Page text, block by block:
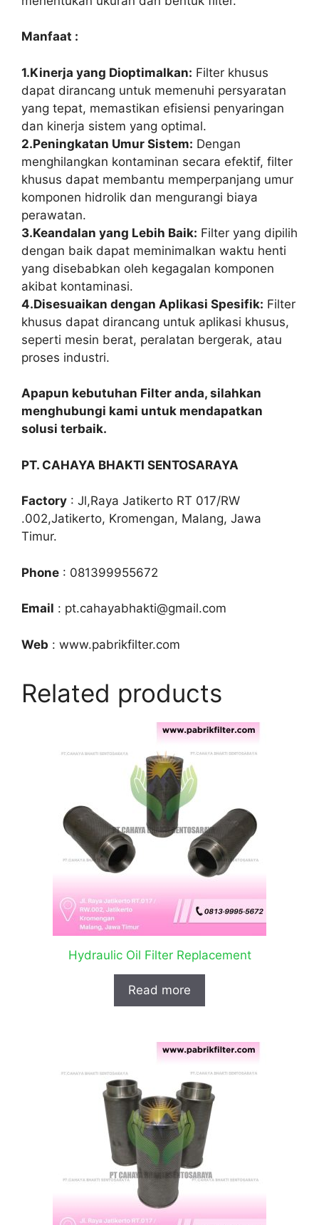
Manfaat :
1.Kinerja yang Dioptimalkan: Filter khusus
dapat dirancang untuk memenuhi persyaratan
yang tepat, memastikan efisiensi penyaringan
dan kinerja sistem yang optimal.
2.Peningkatan Umur Sistem: Dengan
menghilangkan kontaminan secara efektif, filter
khusus dapat membantu memperpanjang umur
komponen hidrolik dan mengurangi biaya
perawatan.
3.Keandalan yang Lebih Baik: Filter yang dipilih
dengan baik dapat meminimalkan waktu henti
yang disebabkan oleh kegagalan komponen
akibat kontaminasi.
4.Disesuaikan dengan Aplikasi Spesifik: Filter
khusus dapat dirancang untuk aplikasi khusus,
seperti mesin berat, peralatan bergerak, atau
proses industri.
Apapun kebutuhan Filter anda, silahkan
menghubungi kami untuk mendapatkan
solusi terbaik.
PT. CAHAYA BHAKTI SENTOSARAYA
Factory : Jl,Raya Jatikerto RT 017/RW
.002,Jatikerto, Kromengan, Malang, Jawa
Timur.
Phone : 081399955672
Email : pt.cahayabhakti@gmail.com
Web : www.pabrikfilter.com
Related products
Hydraulic Oil Filter Replacement
Read more